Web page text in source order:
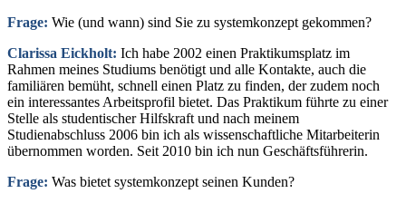
Frage: Wie (und wann) sind Sie zu systemkonzept gekommen?
Clarissa Eickholt: Ich habe 2002 einen Praktikumsplatz im
Rahmen meines Studiums benötigt und alle Kontakte, auch die
familiären bemüht, schnell einen Platz zu finden, der zudem noch
ein interessantes Arbeitsprofil bietet. Das Praktikum führte zu einer
Stelle als studentischer Hilfskraft und nach meinem
Studienabschluss 2006 bin ich als wissenschaftliche Mitarbeiterin
übernommen worden. Seit 2010 bin ich nun Geschäftsführerin.
Frage: Was bietet systemkonzept seinen Kunden?